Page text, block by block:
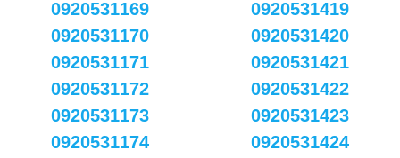
0920531169
0920531170
0920531171
0920531172
0920531173
0920531174
0920531419
0920531420
0920531421
0920531422
0920531423
0920531424